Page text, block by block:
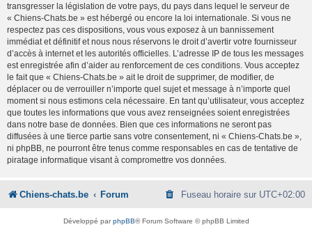
transgresser la législation de votre pays, du pays dans lequel le serveur de
« Chiens-Chats.be » est hébergé ou encore la loi internationale. Si vous ne
respectez pas ces dispositions, vous vous exposez à un bannissement
immédiat et définitif et nous nous réservons le droit d’avertir votre fournisseur
d’accès à internet et les autorités officielles. L’adresse IP de tous les messages
est enregistrée afin d’aider au renforcement de ces conditions. Vous acceptez
le fait que « Chiens-Chats.be » ait le droit de supprimer, de modifier, de
déplacer ou de verrouiller n’importe quel sujet et message à n’importe quel
moment si nous estimons cela nécessaire. En tant qu’utilisateur, vous acceptez
que toutes les informations que vous avez renseignées soient enregistrées
dans notre base de données. Bien que ces informations ne seront pas
diffusées à une tierce partie sans votre consentement, ni « Chiens-Chats.be »,
ni phpBB, ne pourront être tenus comme responsables en cas de tentative de
piratage informatique visant à compromettre vos données.
Chiens-chats.be Forum Fuseau horaire sur UTC+02:00
Développé parphpBB® Forum Software © phpBB Limited